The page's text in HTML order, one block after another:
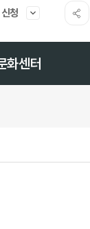
청
화센터